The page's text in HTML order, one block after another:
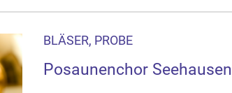
BLÄSER, PROBE
Posaunenchor Seehausen